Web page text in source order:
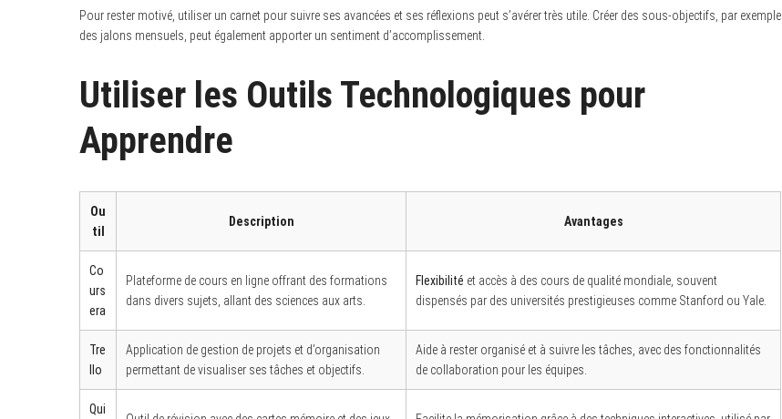
Pour rester motivé, utiliser un carnet pour suivre ses avancées et ses réflexions peut s’avérer très utile. Créer des sous-objectifs, par exemple
des jalons mensuels, peut également apporter un sentiment d’accomplissement.
Utiliser les Outils Technologiques pour
Apprendre
Ou
til
Description Avantages
Co
urs
era
Plateforme de cours en ligne offrant des formations
dans divers sujets, allant des sciences aux arts.
Flexibilité et accès à des cours de qualité mondiale, souvent
dispensés par des universités prestigieuses comme Stanford ou Yale.
Tre
llo
Application de gestion de projets et d’organisation
permettant de visualiser ses tâches et objectifs.
Aide à rester organisé et à suivre les tâches, avec des fonctionnalités
de collaboration pour les équipes.
Qui
: